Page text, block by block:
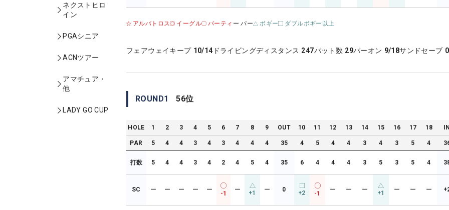
ネクストヒロ
イン
PGAシニア
ACNツアー
アマチュア・
他
LADY GO CUP
アルバトロス イーグル バーティ ー パー ボギー ダブルボギー以上
フェアウェイキープ 10/14 ドライビングディスタンス 247パット数 29パーオン 9/18サンドセーブ
ROUND1 56位
HOLE 1 2 3 4 5 6 7 8 9 OUT 10 11 12 13 14 15 16 17 18
PAR 5 4 4 3 4 3 4 4 4 35 4 5 4 4 3 4 3 5 4
打数 5 4 4 3 4 2 4 5 4 35 6 4 4 4 3 5 3 5 4
SC ー ー ー ー ー
-1
ー +1 ー 0 +2 -1
ー ー ー +1 ー ー ー